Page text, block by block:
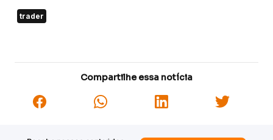
trader
Compartilhe essa notícia